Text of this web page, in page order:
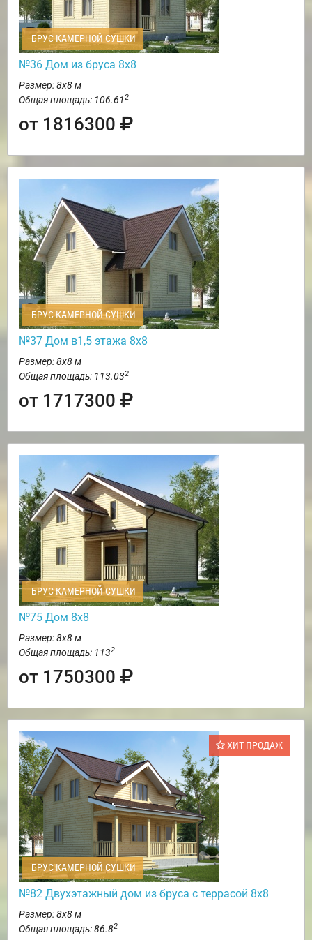
БРУС КАМЕРНОЙ СУШКИ
№36 Дом из бруса 8х8
Размер: 8х8 м
Общая площадь: 106.612
от 1816300
БРУС КАМЕРНОЙ СУШКИ
№37 Дом в1,5 этажа 8х8
Размер: 8х8 м
Общая площадь: 113.032
от 1717300
БРУС КАМЕРНОЙ СУШКИ
№75 Дом 8х8
Размер: 8х8 м
Общая площадь: 1132
от 1750300
ХИТ ПРОДАЖ
БРУС КАМЕРНОЙ СУШКИ
№82 Двухэтажный дом из бруса с террасой 8х8
Размер: 8х8 м
Общая площадь: 86.82